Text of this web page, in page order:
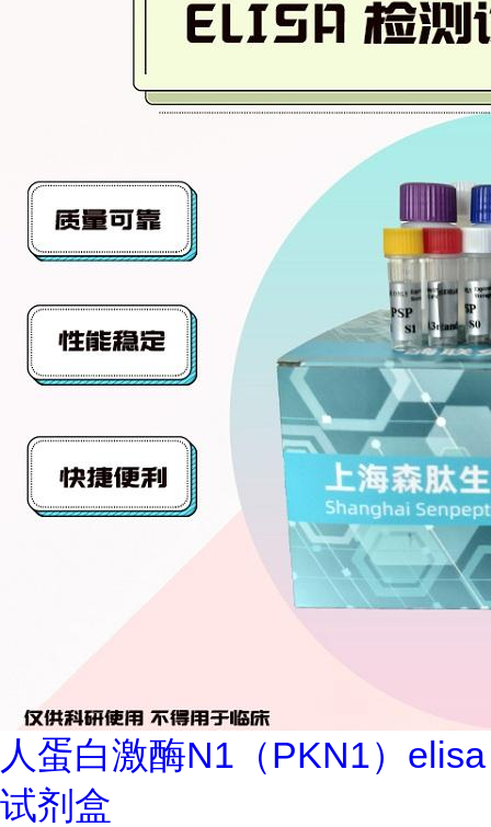
人蛋白激酶N1（PKN1）elisa
试剂盒